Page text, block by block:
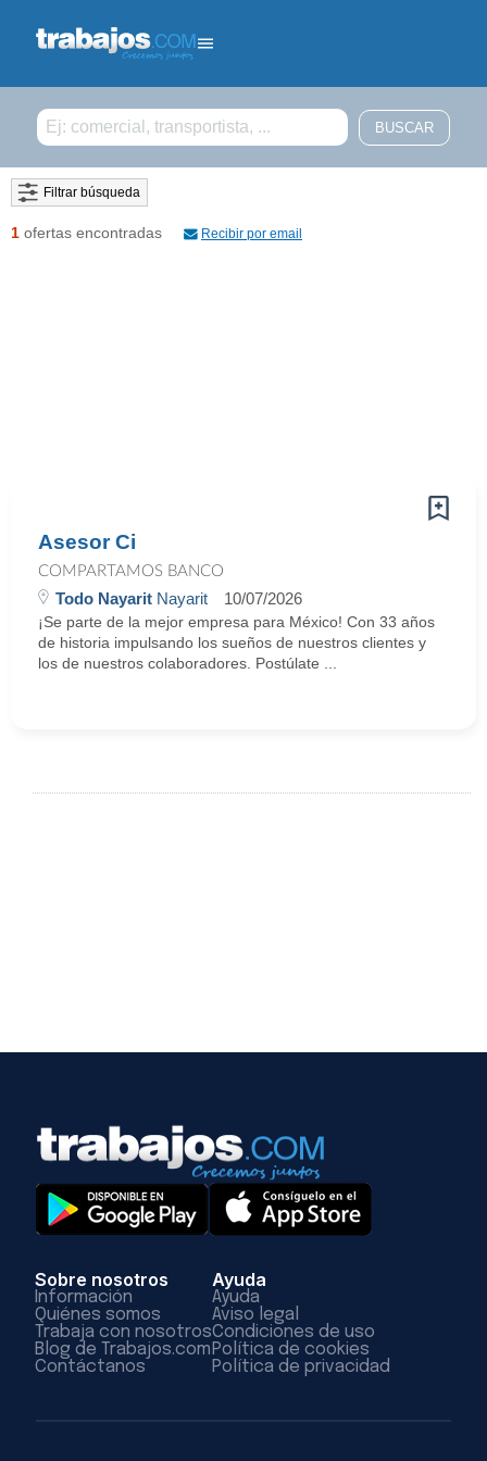
Filtrar búsqueda
1 ofertas encontradas Recibir por email
Asesor Ci
COMPARTAMOS BANCO
Todo Nayarit Nayarit 10/07/2026
¡Se parte de la mejor empresa para México! Con 33 años
de historia impulsando los sueños de nuestros clientes y
los de nuestros colaboradores. Postúlate ...
Sobre nosotros
Información
Quiénes somos
Trabaja con nosotros
Blog de Trabajos.com
Contáctanos
Ayuda
Ayuda
Aviso legal
Condiciones de uso
Política de cookies
Política de privacidad